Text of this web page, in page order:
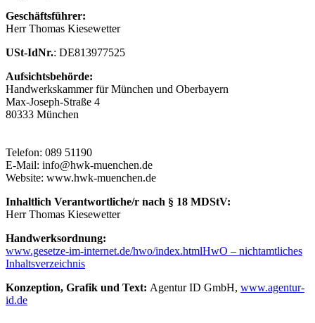
Geschäftsführer:
Herr Thomas Kiesewetter
USt-IdNr.: DE813977525
Aufsichtsbehörde:
Handwerkskammer für München und Oberbayern
Max-Joseph-Straße 4
80333 München
Telefon: 089 51190
E-Mail: info@hwk-muenchen.de
Website: www.hwk-muenchen.de
Inhaltlich Verantwortliche/r nach § 18 MDStV:
Herr Thomas Kiesewetter
Handwerksordnung:
www.gesetze-im-internet.de/hwo/index.htmlHwO – nichtamtliches
Inhaltsverzeichnis
Konzeption, Grafik und Text: Agentur ID GmbH, www.agentur-
id.de